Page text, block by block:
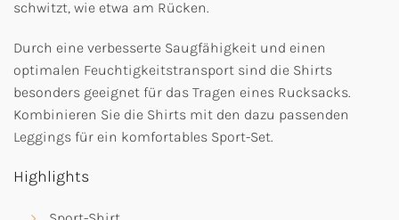
schwitzt, wie etwa am Rücken.
Durch eine verbesserte Saugfähigkeit und einen
optimalen Feuchtigkeitstransport sind die Shirts
besonders geeignet für das Tragen eines Rucksacks.
Kombinieren Sie die Shirts mit den dazu passenden
Leggings für ein komfortables Sport-Set.
Highlights